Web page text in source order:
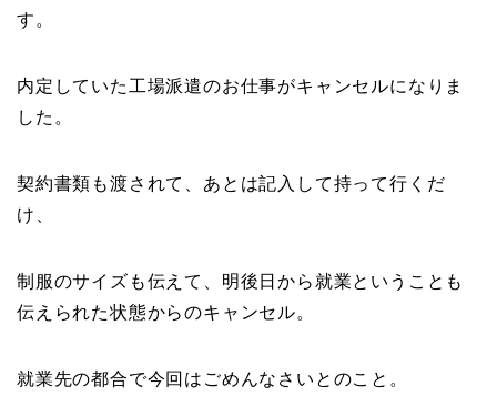
す。
内定していた工場派遣のお仕事がキャンセルになりま
した。
契約書類も渡されて、あとは記入して持って行くだ
け、
制服のサイズも伝えて、明後日から就業ということも
伝えられた状態からのキャンセル。
就業先の都合で今回はごめんなさいとのこと。